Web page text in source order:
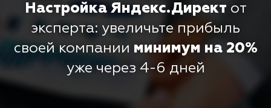
Настройка Яндекс.Директ от
эксперта: увеличьте прибыль
своей компании минимум на 20%
уже через 4-6 дней